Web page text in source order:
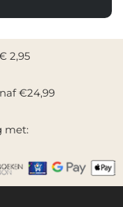
2,95
€24,99
met: